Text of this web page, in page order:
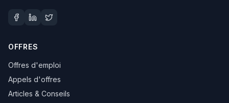
OFFRES
Offres d'emploi
Appels d'offres
Articles & Conseils